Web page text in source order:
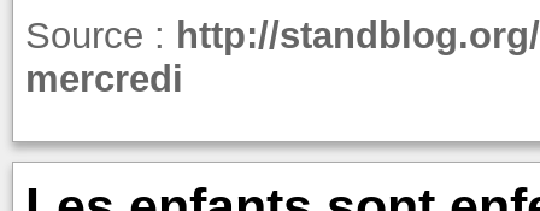
Source : http://
mercredi